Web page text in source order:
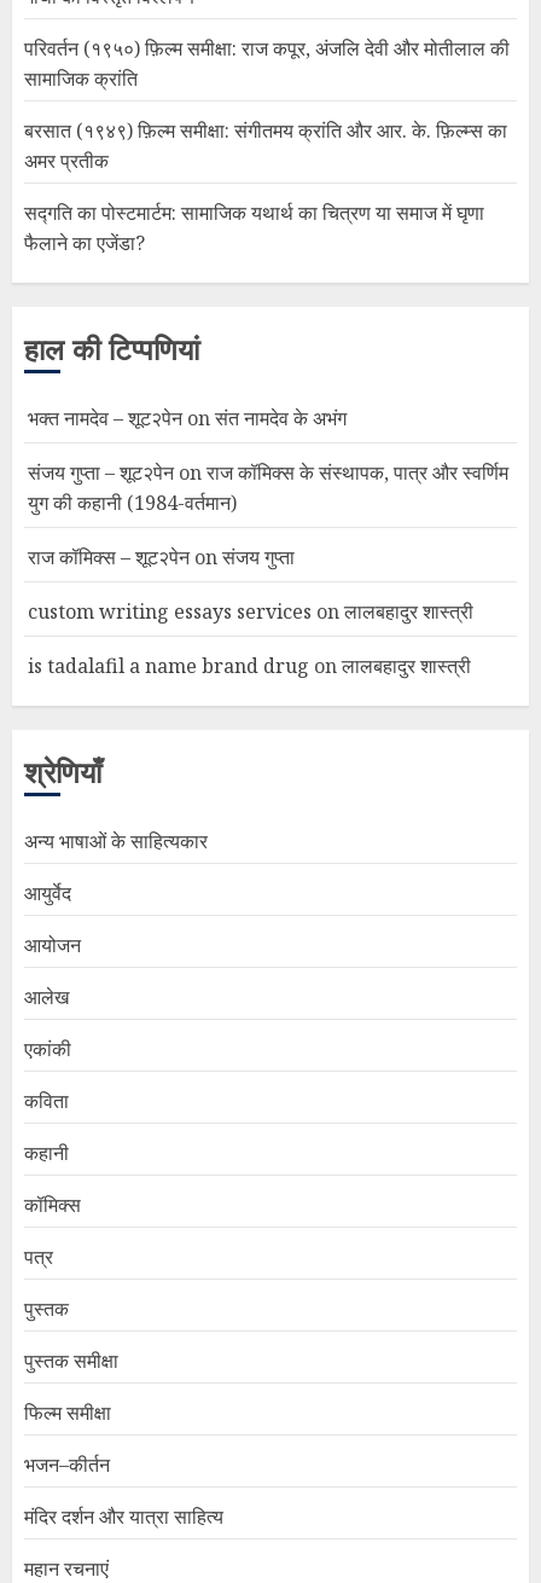
परिवर्तन (१९५०) फ़िल्म समीक्षा: राज कपूर, अंजलि देवी और मोतीलाल की
सामाजिक क्रांति
बरसात (१९४९) फ़िल्म समीक्षा: संगीतमय क्रांति और आर. के. फ़िल्म्स का
अमर प्रतीक
सद्गति का पोस्टमार्टम: सामाजिक यथार्थ का चित्रण या समाज में घृणा
फैलाने का एजेंडा?
हाल की टिप्पणियां
भक्त नामदेव – शूट२पेनonसंत नामदेव के अभंग
संजय गुप्ता – शूट२पेनonराज कॉमिक्स के संस्थापक, पात्र और स्वर्णिम
युग की कहानी (1984-वर्तमान)
राज कॉमिक्स – शूट२पेनonसंजय गुप्ता
custom writing essays services onलालबहादुर शास्त्री
is tadalafil a name brand drug onलालबहादुर शास्त्री
श्रेणियाँ
अन्य भाषाओं के साहित्यकार
आयुर्वेद
आयोजन
आलेख
एकांकी
कविता
कहानी
कॉमिक्स
पत्र
पुस्तक
पुस्तक समीक्षा
फिल्म समीक्षा
भजन–कीर्तन
मंदिर दर्शन और यात्रा साहित्य
महान रचनाएं